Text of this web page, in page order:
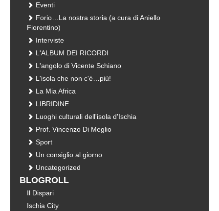
Eventi
Forio…La nostra storia (a cura di Aniello
Fiorentino)
Interviste
L'ALBUM DEI RICORDI
L'angolo di Vicente Schiano
L'isola che non c'è…più!
La Mia Africa
LIBRIDINE
Luoghi culturali dell'isola d'Ischia
Prof. Vincenzo Di Meglio
Sport
Un consiglio al giorno
Uncategorized
BLOGROLL
Il Dispari
Ischia City